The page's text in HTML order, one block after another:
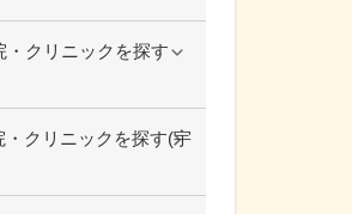
・クリニックを探す
クリニックを探す(宇